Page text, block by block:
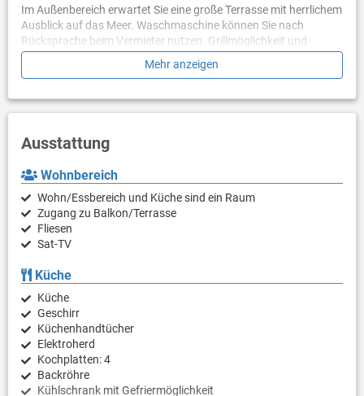
Im Außenbereich erwartet Sie eine große Terrasse mit herrlichem
Ausblick auf das Meer. Waschmaschine können Sie nach
Rücksprache beim Vermieter nutzen. Grillmöglichkeit und
Parkplatz sind vorhanden.
Mehr anzeigen
Ausstattung
Wohnbereich
Wohn/Essbereich und Küche sind ein Raum
Zugang zu Balkon/Terrasse
Fliesen
Sat-TV
Küche
Küche
Geschirr
Küchenhandtücher
Elektroherd
Kochplatten: 4
Backröhre
Kühlschrank mit Gefriermöglichkeit